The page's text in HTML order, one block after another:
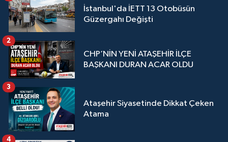
İstanbul'da İETT 13 Otobüsün
Güzergahı Değişti
CHP’NİN YENİ ATAŞEHİR İLÇE
BAŞKANI DURAN ACAR OLDU
2
Ataşehir Siyasetinde Dikkat Çeken
Atama
3
4